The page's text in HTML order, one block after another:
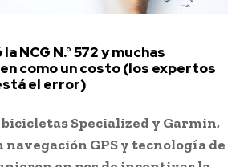
NCG N.° 572 y muchas
como un costo (los expertos
el error)
bicicletas Specialized y Garmin,
navegación GPS y tecnología de